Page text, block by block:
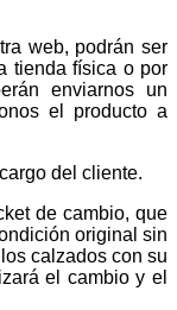
web, podrán ser
tienda física o por
enviarnos un
el producto a
del cliente.
de cambio, que
original sin
calzados con su
el cambio y el